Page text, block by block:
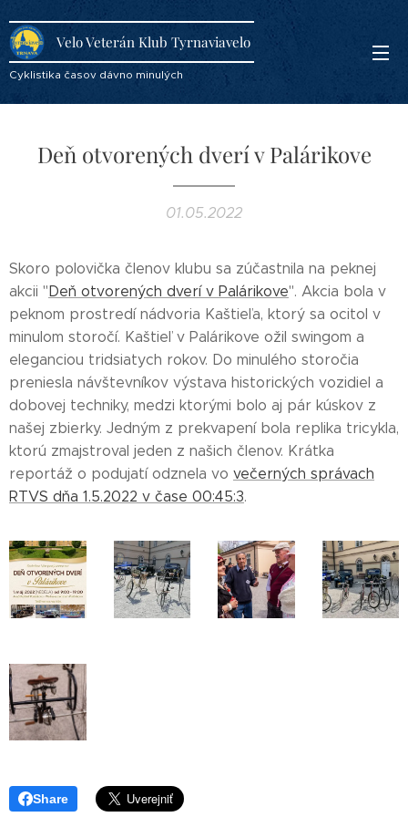
Velo Veterán Klub Tyrnaviavelo
Cyklistika časov dávno minulých
Deň otvorených dverí v Palárikove
01.05.2022
Skoro polovička členov klubu sa zúčastnila na peknej
akcii "Deň otvorených dverí v Palárikove". Akcia bola v
peknom prostredí nádvoria Kaštieľa, ktorý sa ocitol v
minulom storočí. Kaštieľ v Palárikove ožil swingom a
eleganciou tridsiatych rokov. Do minulého storočia
preniesla návštevníkov výstava historických vozidiel a
dobovej techniky, medzi ktorými bolo aj pár kúskov z
našej zbierky. Jedným z prekvapení bola replika tricykla,
ktorú zmajstroval jeden z našich členov. Krátka
reportáž o podujatí odznela vo večerných správach
RTVS dňa 1.5.2022 v čase 00:45:3.
Share